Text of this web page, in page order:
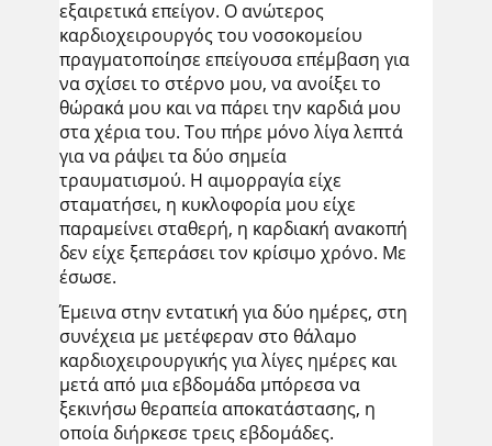
εξαιρετικά επείγον. Ο ανώτερος
καρδιοχειρουργός του νοσοκομείου
πραγματοποίησε επείγουσα επέμβαση για
να σχίσει το στέρνο μου, να ανοίξει το
θώρακά μου και να πάρει την καρδιά μου
στα χέρια του. Του πήρε μόνο λίγα λεπτά
για να ράψει τα δύο σημεία
τραυματισμού. Η αιμορραγία είχε
σταματήσει, η κυκλοφορία μου είχε
παραμείνει σταθερή, η καρδιακή ανακοπή
δεν είχε ξεπεράσει τον κρίσιμο χρόνο. Με
έσωσε.
Έμεινα στην εντατική για δύο ημέρες, στη
συνέχεια με μετέφεραν στο θάλαμο
καρδιοχειρουργικής για λίγες ημέρες και
μετά από μια εβδομάδα μπόρεσα να
ξεκινήσω θεραπεία αποκατάστασης, η
οποία διήρκεσε τρεις εβδομάδες.